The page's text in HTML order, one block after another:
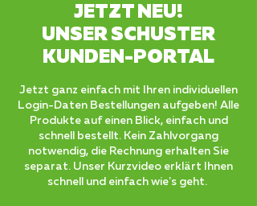
JETZT NEU!
UNSER SCHUSTER
KUNDEN-PORTAL
Jetzt ganz einfach mit Ihren individuellen
Login-Daten Bestellungen aufgeben! Alle
Produkte auf einen Blick, einfach und
schnell bestellt. Kein Zahlvorgang
notwendig, die Rechnung erhalten Sie
separat. ​Unser Kurzvideo erklärt Ihnen
schnell und einfach wie's geht.